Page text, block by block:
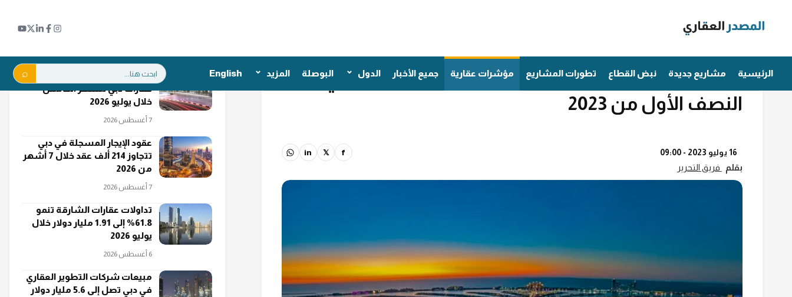
الرئيسية مشاريع جديدة نبض القطاع تطورات المشاريع مؤشرات عقارية جميع الأخبار الدول البوصلة المزيد English بحث:
كل ما يجب معرفته عن مبيعات عقارات نخلة جميرا في
النصف الأول من 2023
16 يوليو 2023 - 09:00 f
𝕏
in
بقلم فريق التحرير
"دبي الجنوب" تتصدر مبيعات
عقارات دبي للشهر الخامس
خلال يوليو 2026
7 أغسطس 2026
عقود الإيجار المسجلة في دبي
تتجاوز 214 ألف عقد خلال 7 أشهر
من 2026
7 أغسطس 2026
تداولات عقارات الشارقة تنمو
61.8% إلى 1.91 مليار دولار خلال
يوليو 2026
6 أغسطس 2026
مبيعات شركات التطوير العقاري
في دبي تصل إلى 5.6 مليار دولار